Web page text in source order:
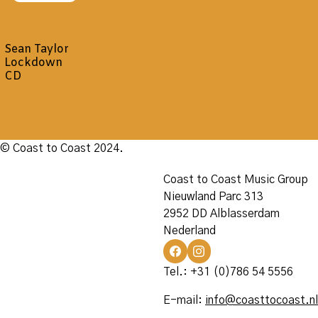
Sean Taylor
Lockdown
CD
© Coast to Coast 2024.
Coast to Coast Music Group
Nieuwland Parc 313
2952 DD Alblasserdam
Nederland
Tel.: +31 (0)786 54 5556
E-mail: info@coasttocoast.nl